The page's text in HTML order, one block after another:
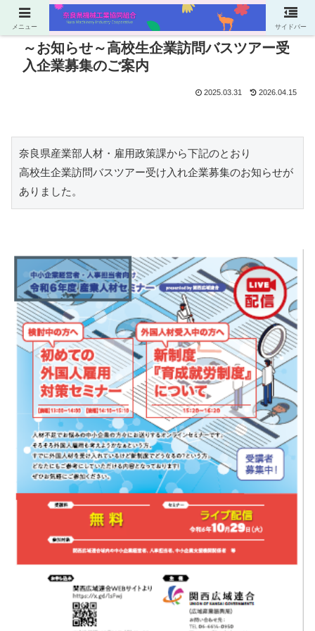
～お知らせ～高校生企業訪問バスツアー受
入企業募集のご案内
2025.03.31 2026.04.15
奈良県産業部人材・雇用政策課から下記のとおり
高校生企業訪問バスツアー受け入れ企業募集のお知らせが
ありました。
メニュー サイドバー